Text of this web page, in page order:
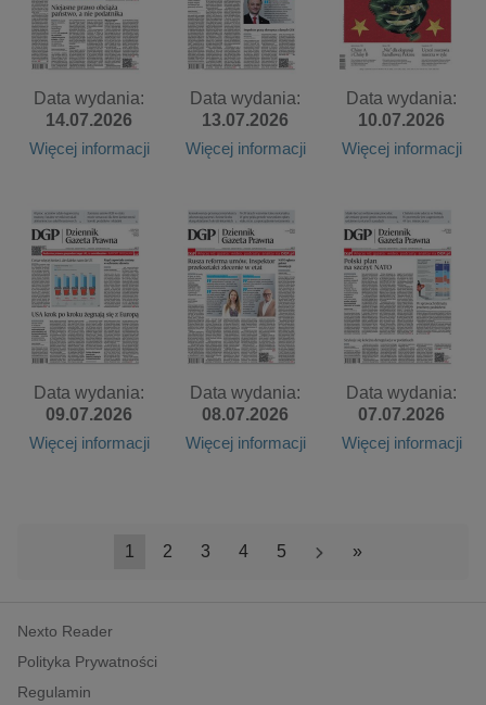
Data wydania:
14.07.2026
Więcej informacji
Data wydania:
13.07.2026
Więcej informacji
Data wydania:
10.07.2026
Więcej informacji
Data wydania:
09.07.2026
Więcej informacji
Data wydania:
08.07.2026
Więcej informacji
Data wydania:
07.07.2026
Więcej informacji
1 2 3 4 5 > »
Nexto Reader
Polityka Prywatności
Regulamin